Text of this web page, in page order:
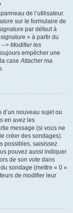
de l’utilisateur.
sur le formulaire de
par défaut à
» à partir du
> Modifier les
empêcher une
la caseAttacher ma
nouveau sujet ou
en avez les
message (si vous ne
créer des sondages).
possibles, saisissez
pouvez aussi indiquer
de son vote dans
sondage (mettre « 0 »
de modifier leur